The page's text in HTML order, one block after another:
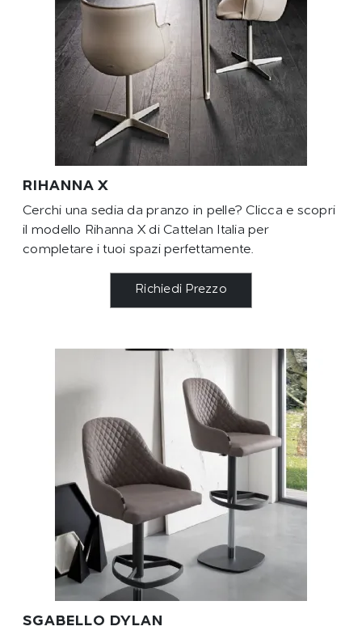
RIHANNA X
Cerchi una sedia da pranzo in pelle? Clicca e scopri
il modello Rihanna X di Cattelan Italia per
completare i tuoi spazi perfettamente.
Richiedi Prezzo
SGABELLO DYLAN